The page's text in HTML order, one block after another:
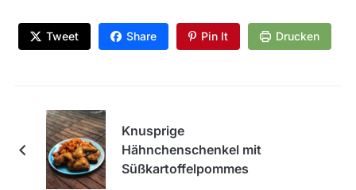
Tweet Share Pin It Drucken
Knusprige
Hähnchenschenkel mit
Süßkartoffelpommes